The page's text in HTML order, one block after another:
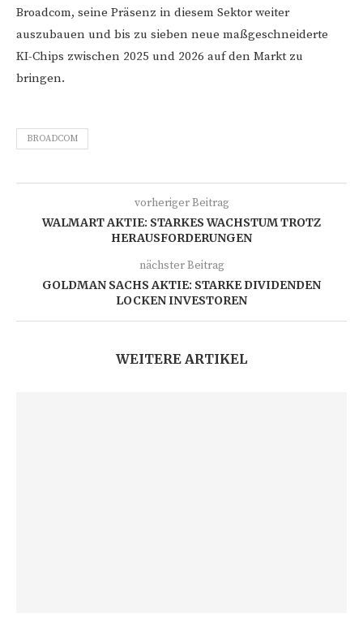
Broadcom, seine Präsenz in diesem Sektor weiter
auszubauen und bis zu sieben neue maßgeschneiderte
KI-Chips zwischen 2025 und 2026 auf den Markt zu
bringen.
BROADCOM
vorheriger Beitrag
WALMART AKTIE: STARKES WACHSTUM TROTZ
HERAUSFORDERUNGEN
nächster Beitrag
GOLDMAN SACHS AKTIE: STARKE DIVIDENDEN
LOCKEN INVESTOREN
WEITERE ARTIKEL